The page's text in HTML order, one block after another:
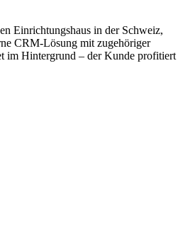
Einrichtungshaus in der Schweiz,
CRM-Lösung mit zugehöriger
im Hintergrund – der Kunde profitiert